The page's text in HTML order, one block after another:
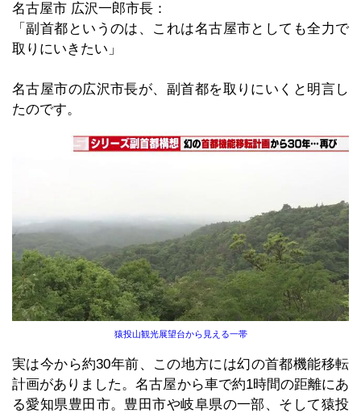
名古屋市 広沢一郎市長：
「副首都というのは、これは名古屋市としても全力で
取りにいきたい」
名古屋市の広沢市長が、副首都を取りにいくと明言し
たのです。
猿投山観光展望台から見える一帯
実は今から約30年前、この地方には幻の首都機能移転
計画がありました。名古屋から車で約1時間の距離にあ
る愛知県豊田市。豊田市や岐阜県の一部、そして猿投